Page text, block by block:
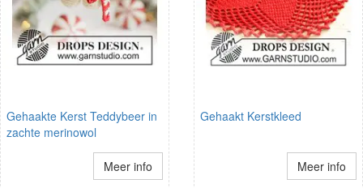
Gehaakte Kerst Teddybeer in
zachte merinowol
Meer info
Gehaakt Kerstkleed
Meer info